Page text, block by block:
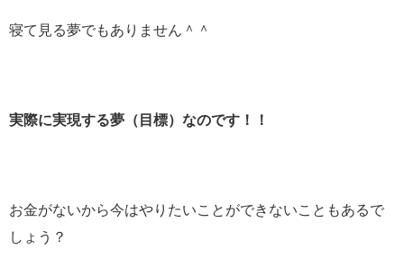
寝て見る夢でもありません＾＾
実際に実現する夢（目標）なのです！！
お金がないから今はやりたいことができないこともあるで
しょう？